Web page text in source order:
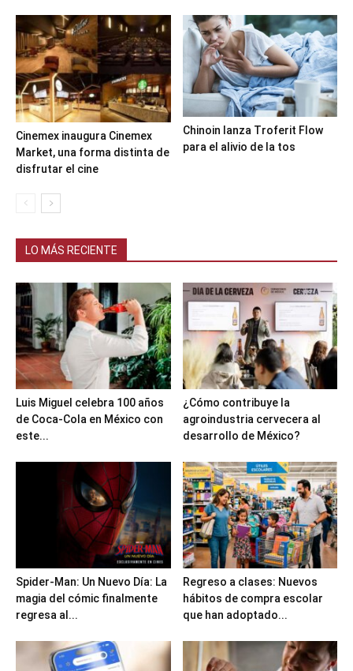
Cinemex inaugura Cinemex
Market, una forma distinta de
disfrutar el cine
Chinoin lanza Troferit Flow
para el alivio de la tos
LO MÁS RECIENTE
Luis Miguel celebra 100 años
de Coca-Cola en México con
este...
¿Cómo contribuye la
agroindustria cervecera al
desarrollo de México?
Spider-Man: Un Nuevo Día: La
magia del cómic finalmente
regresa al...
Regreso a clases: Nuevos
hábitos de compra escolar
que han adoptado...